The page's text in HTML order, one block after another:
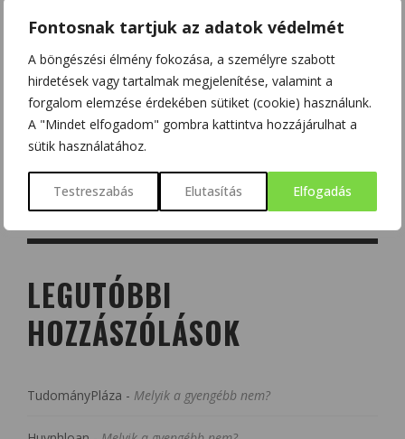
Fontosnak tartjuk az adatok védelmét
A böngészési élmény fokozása, a személyre szabott
hirdetések vagy tartalmak megjelenítése, valamint a
forgalom elemzése érdekében sütiket (cookie) használunk.
A "Mindet elfogadom" gombra kattintva hozzájárulhat a
sütik használatához.
Testreszabás Elutasítás Elfogadás
LEGUTÓBBI
HOZZÁSZÓLÁSOK
TudományPláza - Melyik a gyengébb nem?